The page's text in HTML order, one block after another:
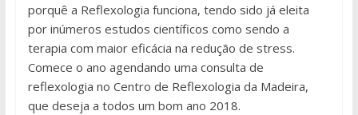
porquê a Reflexologia funciona, tendo sido já eleita
por inúmeros estudos científicos como sendo a
terapia com maior eficácia na redução de stress.
Comece o ano agendando uma consulta de
reflexologia no Centro de Reflexologia da Madeira,
que deseja a todos um bom ano 2018.